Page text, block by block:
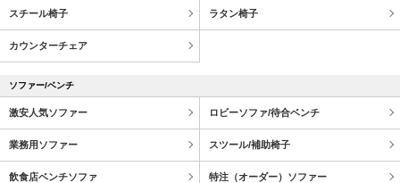
スチール椅子 ラタン椅子
カウンターチェア
ソファー/ベンチ
激安人気ソファー ロビーソファ/待合ベンチ
業務用ソファー スツール/補助椅子
飲食店ベンチソファ 特注（オーダー）ソファー